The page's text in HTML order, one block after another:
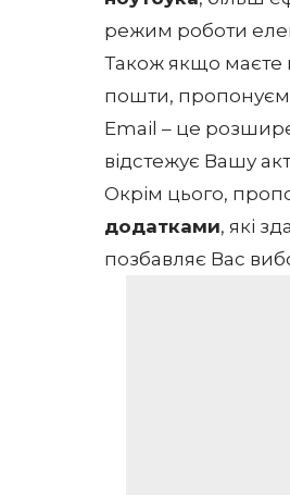
режим роботи
Також якщо маєте
пошти,
Email – це
відстежує Вашу
Окрім цього,
додатками, які
позбавляє Вас